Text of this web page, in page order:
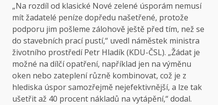
„Na rozdíl od klasické Nové zelené úsporám nemusí
mít žadatelé peníze dopředu našetřené, protože
podporu jim pošleme zálohově ještě před tím, než se
do stavebních prací pustí,“ uvedl náměstek ministra
životního prostředí Petr Hladík (KDU-ČSL). „Žádat je
možné na dílčí opatření, například jen na výměnu
oken nebo zateplení různě kombinovat, což je z
hlediska úspor samozřejmě nejefektivnější, a lze tak
ušetřit až 40 procent nákladů na vytápění,“ dodal.